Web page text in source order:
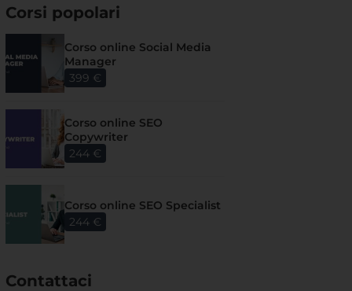
Corsi popolari
Corso online Social Media
Manager
399 €
Corso online SEO
Copywriter
244 €
Corso online SEO Specialist
244 €
Contattaci